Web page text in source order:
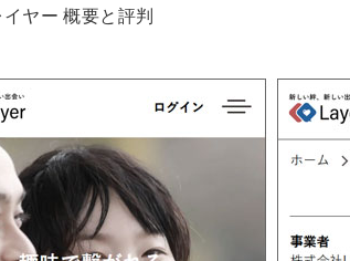
ヤー 概要と評判